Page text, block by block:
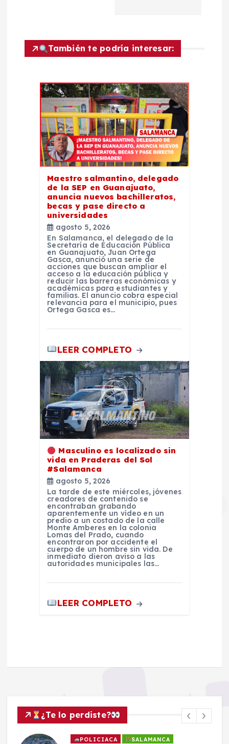
ó
n
También te podría interesar:
Maestro salmantino, delegado
de la SEP en Guanajuato,
anuncia nuevos bachilleratos,
becas y pase directo a
universidades
agosto 5, 2026
En Salamanca, el delegado de la
Secretaría de Educación Pública
en Guanajuato, Juan Ortega
Gasca, anunció una serie de
acciones que buscan ampliar el
acceso a la educación pública y
reducir las barreras económicas y
académicas para estudiantes y
familias. El anuncio cobra especial
relevancia para el municipio, pues
Ortega Gasca es…
LEER COMPLETO
Masculino es localizado sin
vida en Praderas del Sol
#Salamanca
agosto 5, 2026
La tarde de este miércoles, jóvenes
creadores de contenido se
encontraban grabando
aparentemente un vídeo en un
predio a un costado de la calle
Monte Amberes en la colonia
Lomas del Prado, cuando
encontraron por accidente el
cuerpo de un hombre sin vida. De
inmediato dieron aviso a las
autoridades municipales las…
LEER COMPLETO
¿Te lo perdiste?
POLICIACA SALAMANCA